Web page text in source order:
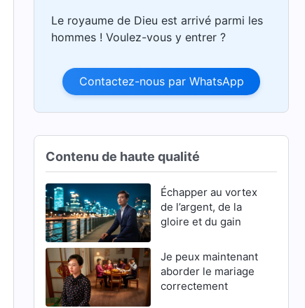
Le royaume de Dieu est arrivé parmi les
hommes ! Voulez-vous y entrer ?
Contactez-nous par WhatsApp
Contenu de haute qualité
Échapper au vortex
de l’argent, de la
gloire et du gain
Je peux maintenant
aborder le mariage
correctement